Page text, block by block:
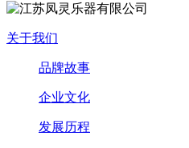
关于我们
品牌故事
企业文化
发展历程